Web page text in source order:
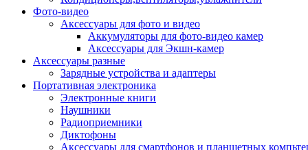
Фото-видео
Аксессуары для фото и видео
Аккумуляторы для фото-видео камер
Аксессуары для Экшн-камер
Аксессуары разные
Зарядные устройства и адаптеры
Портативная электроника
Электронные книги
Наушники
Радиоприемники
Диктофоны
Аксессуары для смартфонов и планшетных